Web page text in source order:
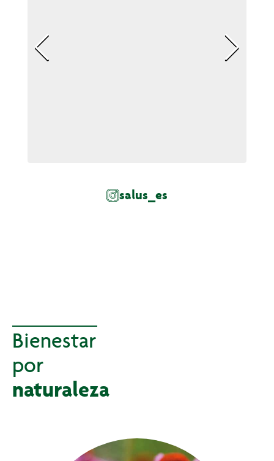
salus_es
Bienestar
por
naturaleza